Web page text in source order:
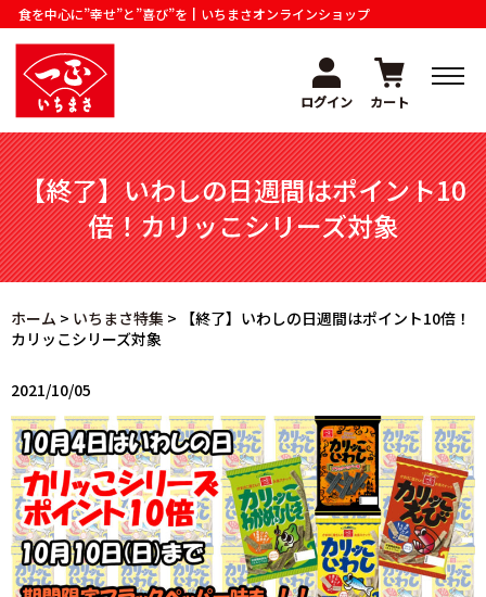
食を中心に”幸せ”と”喜び”を┃いちまさオンラインショップ
ログイン カート
ホーム
カテゴリー
ご利用案内
【終了】いわしの日週間はポイント10
倍！カリッこシリーズ対象
ホーム > いちまさ特集 >
【終了】いわしの日週間はポイント10倍！
カリッこシリーズ対象
2021/10/05